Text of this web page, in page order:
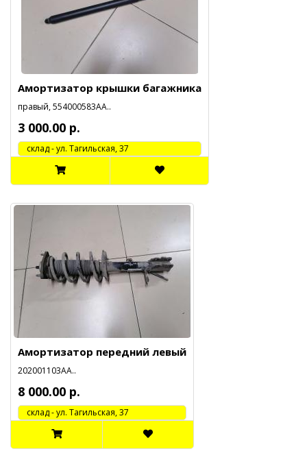
Амортизатор крышки багажника
правый, 554000583АА..
3 000.00 р.
cклад - ул. Тагильская, 37
Амортизатор передний левый
202001103АА..
8 000.00 р.
cклад - ул. Тагильская, 37